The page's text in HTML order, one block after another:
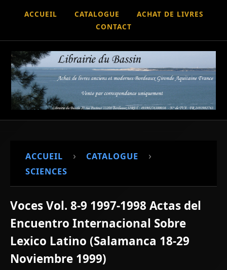
ACCUEIL CATALOGUE
ACHAT DE LIVRES
CONTACT
ACCUEIL › CATALOGUE ›
SCIENCES
Voces Vol. 8-9 1997-1998 Actas del
Encuentro Internacional Sobre
Lexico Latino (Salamanca 18-29
Noviembre 1999)